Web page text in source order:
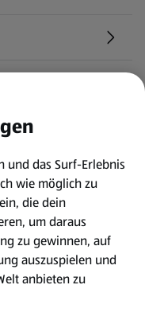
und das Surf-Erlebnis
wie möglich zu
die dein
um daraus
zu gewinnen, auf
auszuspielen und
anbieten zu